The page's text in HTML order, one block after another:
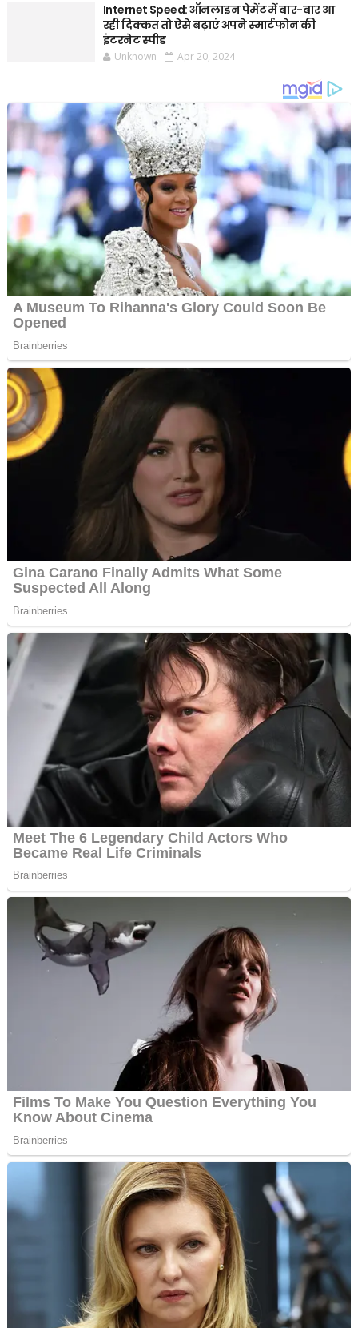
Internet Speed: ऑनलाइन पेमेंट में बार-बार आ
रही दिक्कत तो ऐसे बढ़ाएं अपने स्मार्टफोन की
इंटरनेट स्पीड
Unknown Apr 20, 2024